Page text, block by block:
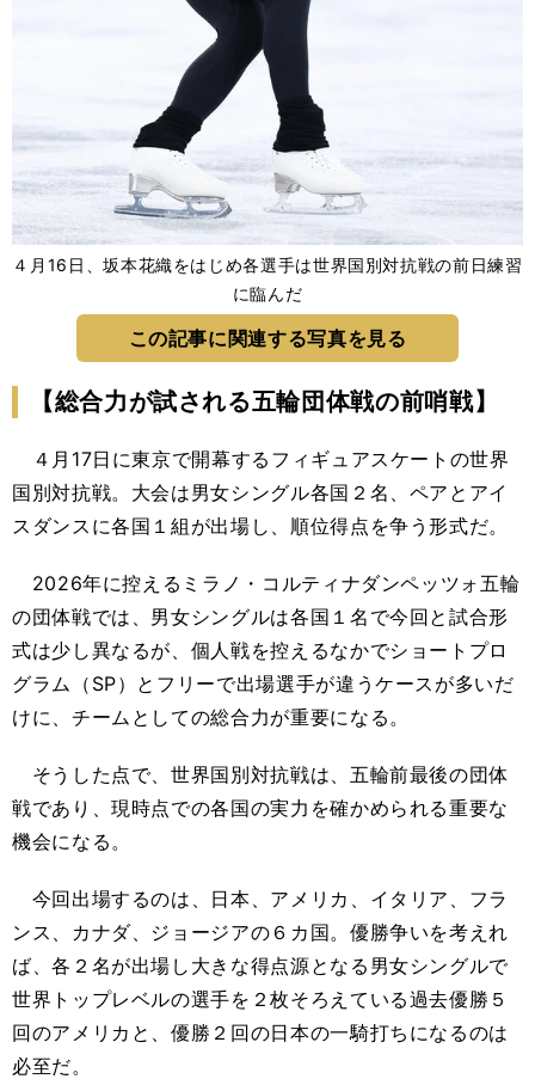
４月16日、坂本花織をはじめ各選手は世界国別対抗戦の前日練習
に臨んだ
この記事に関連する写真を見る
【総合力が試される五輪団体戦の前哨戦】
４月17日に東京で開幕するフィギュアスケートの世界
国別対抗戦。大会は男女シングル各国２名、ペアとアイ
スダンスに各国１組が出場し、順位得点を争う形式だ。
2026年に控えるミラノ・コルティナダンペッツォ五輪
の団体戦では、男女シングルは各国１名で今回と試合形
式は少し異なるが、個人戦を控えるなかでショートプロ
グラム（SP）とフリーで出場選手が違うケースが多いだ
けに、チームとしての総合力が重要になる。
そうした点で、世界国別対抗戦は、五輪前最後の団体
戦であり、現時点での各国の実力を確かめられる重要な
機会になる。
今回出場するのは、日本、アメリカ、イタリア、フラ
ンス、カナダ、ジョージアの６カ国。優勝争いを考えれ
ば、各２名が出場し大きな得点源となる男女シングルで
世界トップレベルの選手を２枚そろえている過去優勝５
回のアメリカと、優勝２回の日本の一騎打ちになるのは
必至だ。